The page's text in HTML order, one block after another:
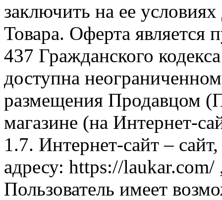
заключить на ее
Товара. Оферта является
437 Гражданского
доступна
размещения Продавцом
магазине (на Интернет-
1.7. Интернет-сайт –
адресу: https://laukar.com/
Пользователь имеет